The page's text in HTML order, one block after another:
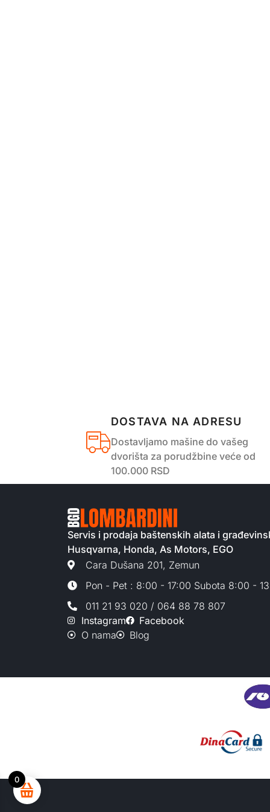
DOSTAVA NA ADRESU
Dostavljamo mašine do vašeg
dvorišta za porudžbine veće od
100.000 RSD
Servis i prodaja baštenskih alata i
Husqvarna, Honda, As Motors, EGO
Cara Dušana 201, Zemun
Pon - Pet : 8:00 - 17:00 Subota 8:00 -
011 21 93 020 / 064 88 78 807
Instagram
Facebook
O nama
Blog
0